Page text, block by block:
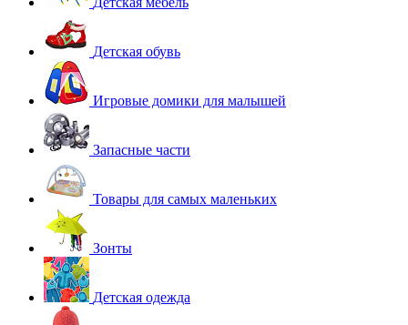
Детская обувь
Игровые домики для малышей
Запасные части
Товары для самых маленьких
Зонты
Детская одежда